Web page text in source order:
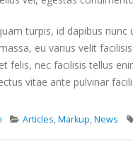
turpis, id dapibus
eu varius velit
felis, nec facilisis tellus
vitae ante pulvinar
Articles,Markup,News